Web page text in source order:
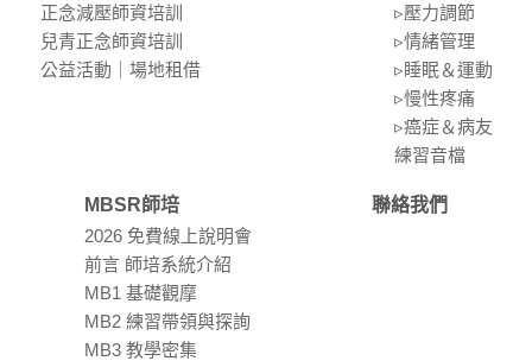
正念減壓師資培訓
兒青正念師資培訓
公益活動｜場地租借
▹壓⼒調節
▹情緒管理
▹睡眠＆運動
▹慢性疼痛
▹癌症＆病友
練習⾳檔
MBSR師培
2026 免費線上說明會
前言 師培系統介紹
MB1 基礎觀摩
MB2 練習帶領與探詢
MB3 教學密集
聯絡我們